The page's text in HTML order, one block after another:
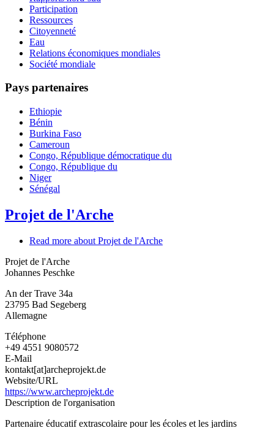
Participation
Ressources
Citoyenneté
Eau
Relations économiques mondiales
Société mondiale
Pays partenaires
Ethiopie
Bénin
Burkina Faso
Cameroun
Congo, République démocratique du
Congo, République du
Niger
Sénégal
Projet de l'Arche
Read more about Projet de l'Arche
Projet de l'Arche
Johannes Peschke
An der Trave 34a
23795 Bad Segeberg
Allemagne
Téléphone
+49 4551 9080572
E-Mail
kontakt[at]archeprojekt.de
Website/URL
https://www.archeprojekt.de
Description de l'organisation
Partenaire éducatif extrascolaire pour les écoles et les jardins